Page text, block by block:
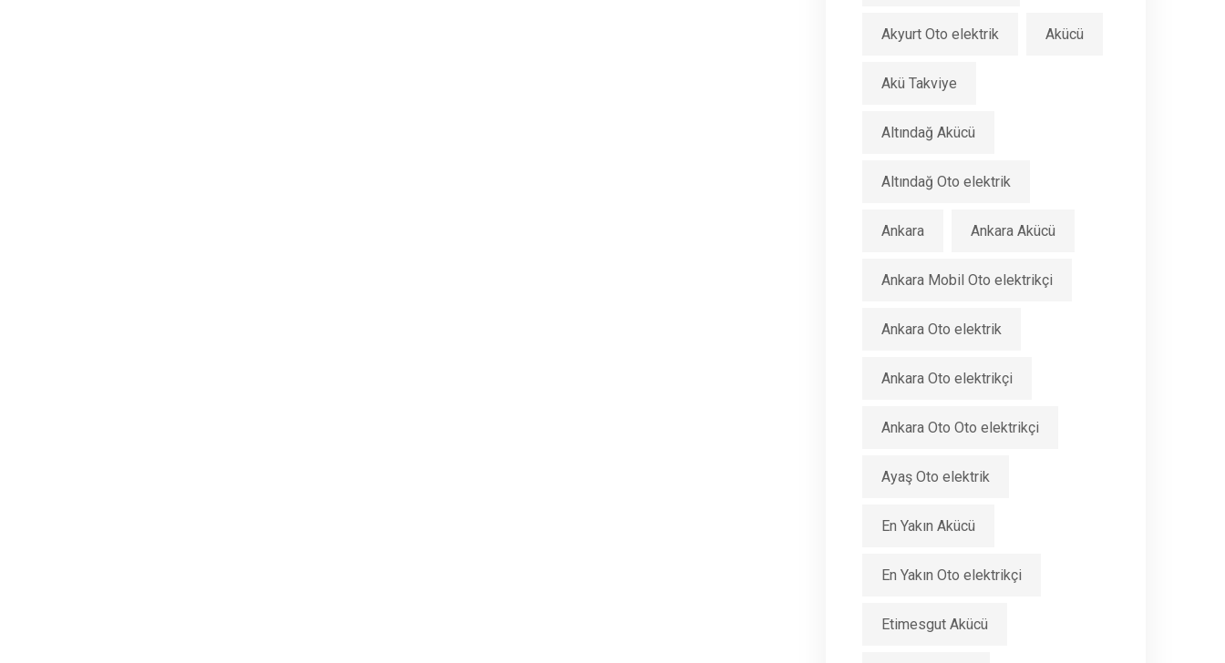
Akyurt Oto elektrik Akücü
Akü Takviye
Altındağ Akücü
Altındağ Oto elektrik
Ankara Ankara Akücü
Ankara Mobil Oto elektrikçi
Ankara Oto elektrik
Ankara Oto elektrikçi
Ankara Oto Oto elektrikçi
Ayaş Oto elektrik
En Yakın Akücü
En Yakın Oto elektrikçi
Etimesgut Akücü